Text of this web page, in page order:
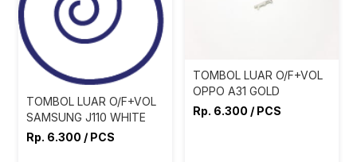
TOMBOL LUAR O/F+VOL
SAMSUNG J110 WHITE
Rp. 6.300 / PCS
TOMBOL LUAR O/F+VOL
OPPO A31 GOLD
Rp. 6.300 / PCS